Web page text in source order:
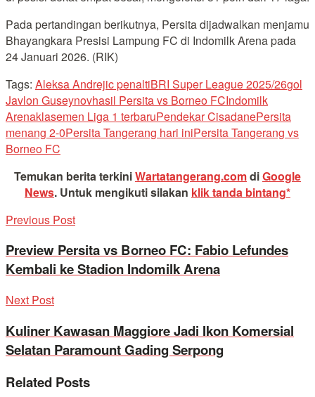
Pada pertandingan berikutnya, Persita dijadwalkan menjamu
Bhayangkara Presisi Lampung FC di Indomilk Arena pada
24 Januari 2026. (RIK)
Tags: Aleksa Andrejic penaltiBRI Super League 2025/26gol
Javlon Guseynovhasil Persita vs Borneo FCIndomilk
Arenaklasemen Liga 1 terbaruPendekar CisadanePersita
menang 2-0Persita Tangerang hari iniPersita Tangerang vs
Borneo FC
Temukan berita terkiniWartatangerang.comdiGoogle
News. Untuk mengikuti silakan klik tanda bintang*
Previous Post
Preview Persita vs Borneo FC: Fabio Lefundes
Kembali ke Stadion Indomilk Arena
Next Post
Kuliner Kawasan Maggiore Jadi Ikon Komersial
Selatan Paramount Gading Serpong
Related Posts